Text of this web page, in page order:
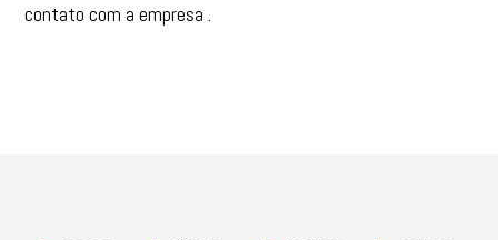
contato com a empresa .